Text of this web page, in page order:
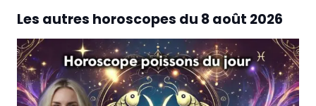
Les autres horoscopes du 8 août 2026